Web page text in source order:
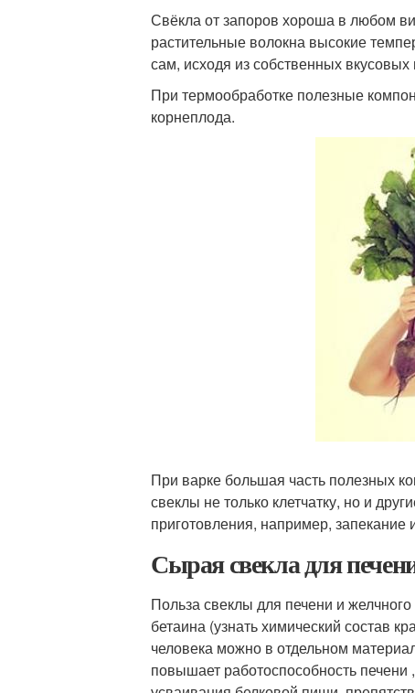
Свёкла от запоров хороша в любом
растительные волокна высокие
сам, исходя из собственных вкусовых
При термообработке полезные
корнеплода.
При варке большая часть полезных
свеклы не только клетчатку, но и
приготовления, например, запекание
Сырая свекла для
Польза свеклы для печени и
бетаина (узнать химический состав
человека можно в отдельном
повышает работоспособность